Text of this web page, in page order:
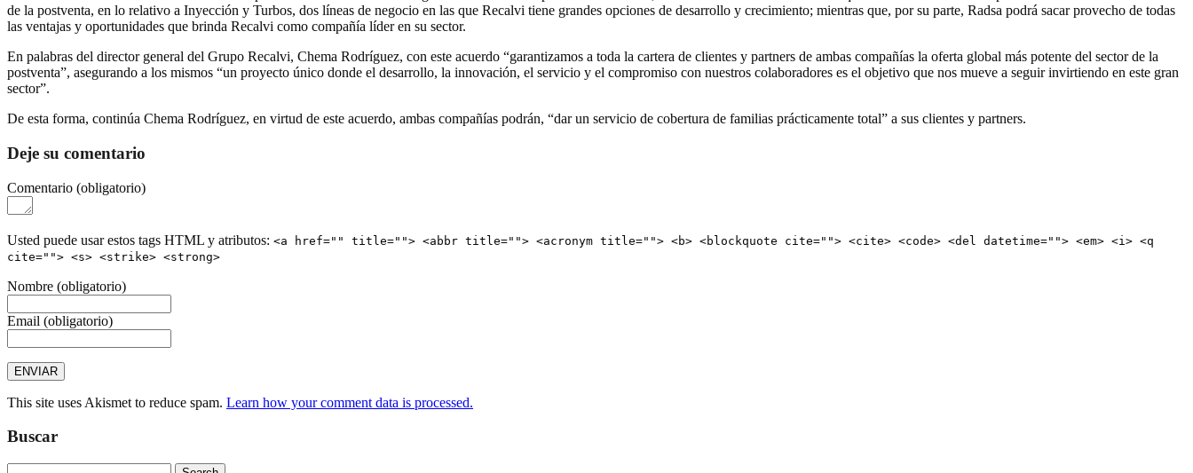
de la postventa, en lo relativo a Inyección y Turbos, dos líneas de negocio en las que Recalvi tiene grandes opciones de desarrollo y crecimiento; mientras que, por su parte, Radsa podrá sacar provecho de todas
las ventajas y oportunidades que brinda Recalvi como compañía líder en su sector.
En palabras del director general del Grupo Recalvi, Chema Rodríguez, con este acuerdo “garantizamos a toda la cartera de clientes y partners de ambas compañías la oferta global más potente del sector de la
postventa”, asegurando a los mismos “un proyecto único donde el desarrollo, la innovación, el servicio y el compromiso con nuestros colaboradores es el objetivo que nos mueve a seguir invirtiendo en este gran
sector”.
De esta forma, continúa Chema Rodríguez, en virtud de este acuerdo, ambas compañías podrán, “dar un servicio de cobertura de familias prácticamente total” a sus clientes y partners.
Deje su comentario
Comentario (obligatorio)
Usted puede usar estos tags HTML y atributos: <a href="" title=""> <abbr title=""> <acronym title=""> <b> <blockquote cite=""> <cite> <code> <del datetime=""> <em> <i> <q
cite=""> <s> <strike> <strong>
Nombre (obligatorio)
Email (obligatorio)
This site uses Akismet to reduce spam. Learn how your comment data is processed.
Buscar